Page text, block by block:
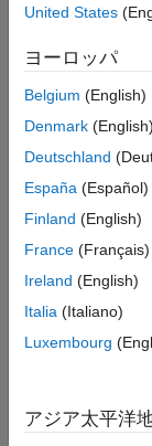
See Also
between the
Settings
XCP on TCP/IP|
XCP on TCP/IP
the default
Calibration
simulation.
TCP/IP
If theHardware
value. Uses
line.
United States
ヨーロッパ
Belgium (English)
Denmark (English)
Deutschland
España (Español)
Finland (English)
France (Français)
Ireland (English)
Italia (Italiano)
Luxembourg
アジア太平洋